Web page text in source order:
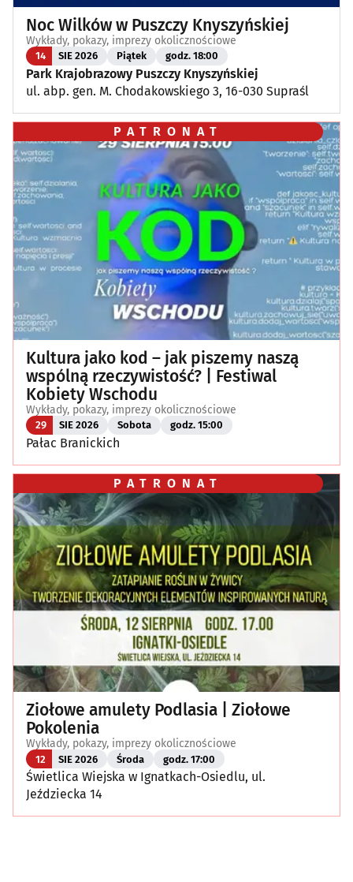
Noc Wilków w Puszczy Knyszyńskiej
Wykłady, pokazy, imprezy okolicznościowe
14 SIE 2026 Piątek godz. 18:00
Park Krajobrazowy Puszczy Knyszyńskiej
ul. abp. gen. M. Chodakowskiego 3, 16-030 Supraśl
PATRONAT
Kultura jako kod – jak piszemy naszą
wspólną rzeczywistość? | Festiwal
Kobiety Wschodu
Wykłady, pokazy, imprezy okolicznościowe
29 SIE 2026 Sobota godz. 15:00
Pałac Branickich
PATRONAT
Ziołowe amulety Podlasia | Ziołowe
Pokolenia
Wykłady, pokazy, imprezy okolicznościowe
12 SIE 2026 Środa godz. 17:00
Świetlica Wiejska w Ignatkach-Osiedlu, ul.
Jeździecka 14